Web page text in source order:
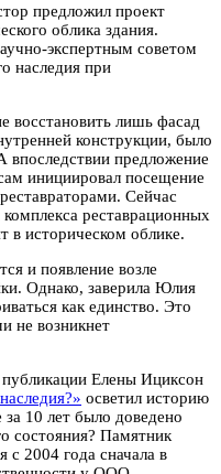
предложил проект
облика здания.
экспертным советом
наследия при
восстановить лишь фасад
конструкции, было
впоследствии предложение
инициировал посещение
Сейчас
реставрационных
в историческом облике.
и появление возле
Однако, заверила Юлия
как единство. Это
не возникнет
Елены Ициксон
осветил историю
за 10 лет было доведено
состояния? Памятник
с 2004 года сначала в